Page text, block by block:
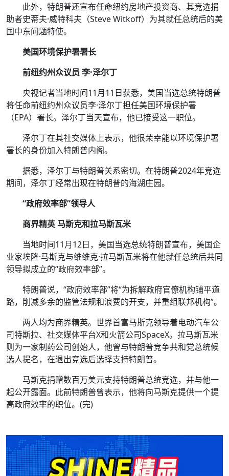
此外，特朗普还宣布任命纽约房地产投资商、其竞选捐
助者史蒂夫·威特科夫（Steve Witkoff）为其就任总统后的美
国中东问题特使。
美国环境保护署署长
前纽约州众议员 李·泽尔丁
央视记者当地时间11月11日获悉，美国当选总统特朗普
将任命前纽约州众议员李·泽尔丁担任美国环境保护署
（EPA）署长。泽尔丁当天宣布，他已接受这一职位。
泽尔丁在其社交媒体上表示，他很荣幸能以环境保护署
署长的身份加入特朗普内阁。
据悉，泽尔丁与特朗普关系密切。在特朗普2024年竞选
期间，泽尔丁经常出现在特朗普的海湖庄园。
“政府效率部”领导人
商界精英 马斯克和拉马斯瓦米
当地时间11月12日，美国当选总统特朗普宣布，美国企
业家埃隆·马斯克与维维克·拉马斯瓦米将在他就任总统后共同
领导拟成立的“政府效率部”。
特朗普说，“政府效率部”将“为拆解政府官僚机构铺平道
路，削减多余的监管法规和浪费的开支，并重组联邦机构”。
两人均为商界精英。世界首富马斯克领导着电动汽车公
司特斯拉、社交媒体平台X和火箭公司SpaceX。拉马斯瓦米
则为一家制药公司创始人，他曾与特朗普竞争共和党总统候
选人提名，在退出竞选后选择支持特朗普。
马斯克捐赠数百万美元支持特朗普总统竞选，并与他一
起公开露面。此前特朗普曾表示，他将向马斯克提供一个提
高政府效率的职位。(完)